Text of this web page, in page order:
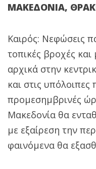
ΜΑΚΕΔΟΝΙΑ,
Καιρός: Νεφώσεις
τοπικές βροχές και
αρχικά στην
και στις υπόλοιπες
προμεσημβρινές
Μακεδονία θα
με εξαίρεση την
φαινόμενα θα